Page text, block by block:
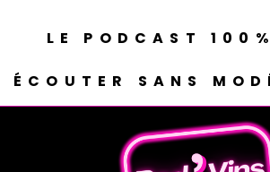
LE PODCAST
ÉCOUTER SANS